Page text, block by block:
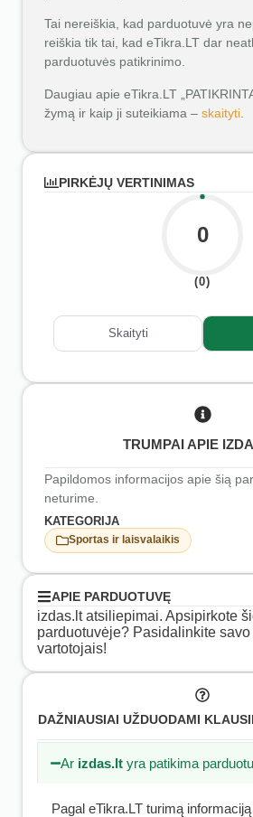
Tai nereiškia, kad parduotuvė yra
reiškia tik tai, kad eTikra.LT dar
parduotuvės patikrinimo.
Daugiau apie eTikra.LT
žymą ir kaip ji suteikiama – skaityti
PIRKĖJŲ VERTINIMAS
0
(0)
Skaityti
TRUMPAI APIE
Papildomos informacijos apie šią
neturime.
KATEGORIJA
Sportas ir laisvalaikis
APIE PARDUOTUVĘ
izdas.lt atsiliepimai. Apsipirkote
parduotuvėje? Pasidalinkite
vartotojais!
DAŽNIAUSIAI UŽDUODAMI
Ar izdas.lt yra patikima
Pagal eTikra.LT turimą